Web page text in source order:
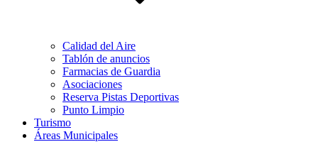
Calidad del Aire
Tablón de anuncios
Farmacias de Guardia
Asociaciones
Reserva Pistas Deportivas
Punto Limpio
Turismo
Áreas Municipales